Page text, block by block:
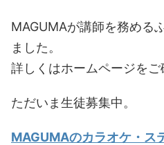
MAGUMAが講師を務める
ました。
詳しくはホームページをご
ただいま生徒募集中。
MAGUMAのカラオケ・ス